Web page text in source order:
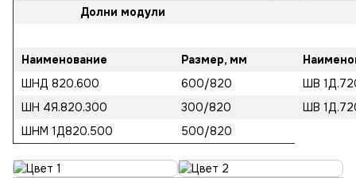
Долни модули
Наименование Размер, мм
ШНД 820.600
600/820
ШВ
ШН 4Я.820.300
300/820
ШВ
ШНМ 1Д820.500
500/820